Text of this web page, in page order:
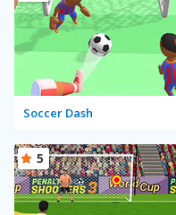
Soccer Dash
5